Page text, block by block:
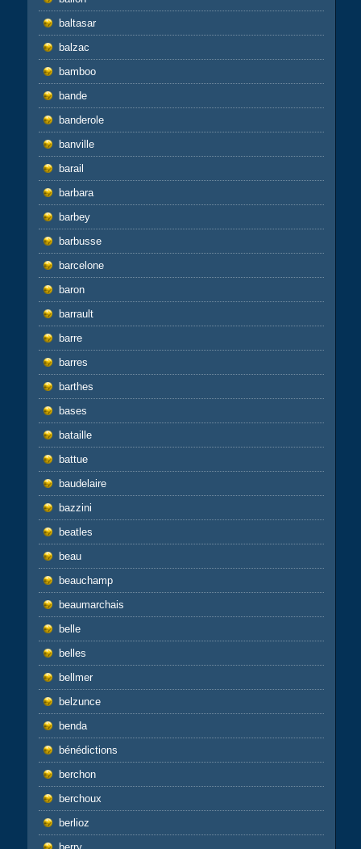
baltasar
balzac
bamboo
bande
banderole
banville
barail
barbara
barbey
barbusse
barcelone
baron
barrault
barre
barres
barthes
bases
bataille
battue
baudelaire
bazzini
beatles
beau
beauchamp
beaumarchais
belle
belles
bellmer
belzunce
benda
bénédictions
berchon
berchoux
berlioz